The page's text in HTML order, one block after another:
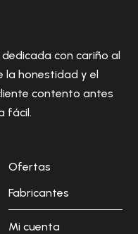
con cariño al
la honestidad y el
contento antes
fácil.
Ofertas
Fabricantes
Mi cuenta